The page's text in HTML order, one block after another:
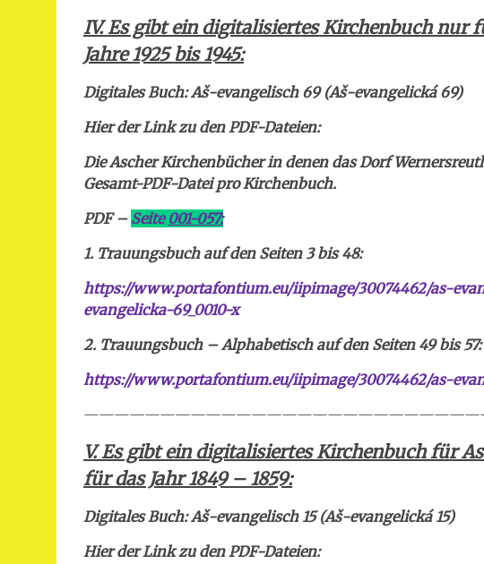
IV. Es gibt ein digitalisiertes Kirchenbuch nur
Jahre 1925 bis 1945:
Digitales Buch:Aš-evangelisch 69 (Aš-evangelická 69)
Hier der Link zu den PDF-Dateien:
Die Ascher Kirchenbücher in denen das Dorf
Gesamt-PDF-Datei pro Kirchenbuch.
PDF – Seite 001-057:
1. Trauungsbuch auf den Seiten 3 bis 48:
https://www.portafontium.eu/iipimage/30074462/as-
evangelicka-69_0010-x
2. Trauungsbuch – Alphabetisch auf den Seiten 49 bis 57:
https://www.portafontium.eu/iipimage/30074462/as-
V. Es gibt ein digitalisiertes Kirchenbuch für
für das Jahr 1849 – 1859:
Digitales Buch:Aš-evangelisch 15 (Aš-evangelická 15)
Hier der Link zu den PDF-Dateien: